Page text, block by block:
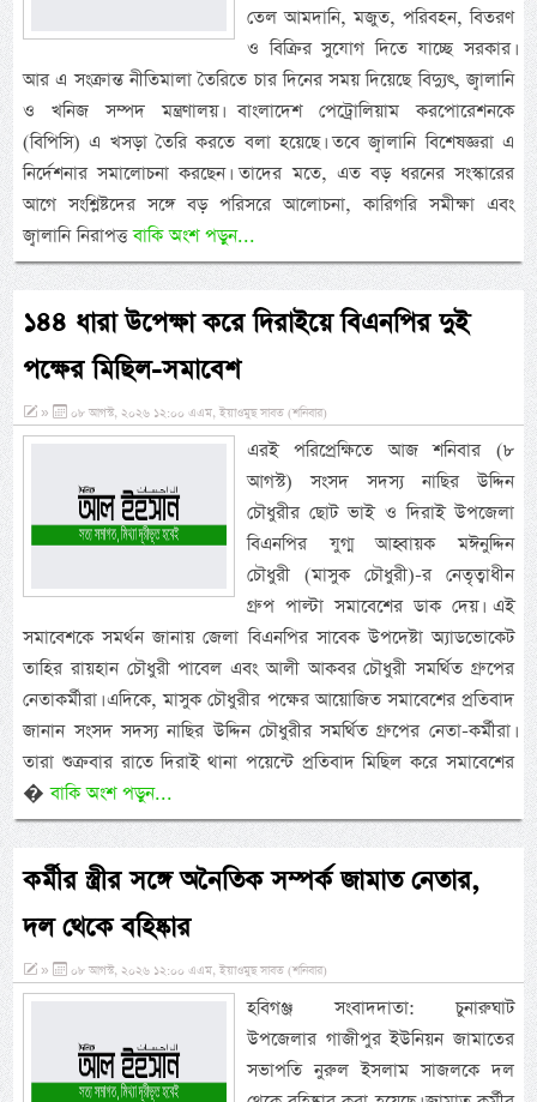
তেল আমদানি, মজুত, পরিবহন, বিতরণ
ও বিক্রির সুযোগ দিতে যাচ্ছে সরকার।
আর এ সংক্রান্ত নীতিমালা তৈরিতে চার দিনের সময় দিয়েছে বিদ্যুৎ, জ্বালানি
ও খনিজ সম্পদ মন্ত্রণালয়। বাংলাদেশ পেট্রোলিয়াম করপোরেশনকে
(বিপিসি) এ খসড়া তৈরি করতে বলা হয়েছে। তবে জ্বালানি বিশেষজ্ঞরা এ
নির্দেশনার সমালোচনা করছেন। তাদের মতে, এত বড় ধরনের সংস্কারের
আগে সংশ্লিষ্টদের সঙ্গে বড় পরিসরে আলোচনা, কারিগরি সমীক্ষা এবং
জ্বালানি নিরাপত্তবাকি অংশ পড়ুন...
১৪৪ ধারা উপেক্ষা করে দিরাইয়ে বিএনপির দুই
পক্ষের মিছিল-সমাবেশ
» ০৮ আগস্ট, ২০২৬ ১২:০০ এএম, ইয়াওমুছ সাবত (শনিবার)
এরই পরিপ্রেক্ষিতে আজ শনিবার (৮
আগস্ট) সংসদ সদস্য নাছির উদ্দিন
চৌধুরীর ছোট ভাই ও দিরাই উপজেলা
বিএনপির যুগ্ম আহ্বায়ক মঈনুদ্দিন
চৌধুরী (মাসুক চৌধুরী)-র নেতৃত্বাধীন
গ্রুপ পাল্টা সমাবেশের ডাক দেয়। এই
সমাবেশকে সমর্থন জানায় জেলা বিএনপির সাবেক উপদেষ্টা অ্যাডভোকেট
তাহির রায়হান চৌধুরী পাবেল এবং আলী আকবর চৌধুরী সমর্থিত গ্রুপের
নেতাকর্মীরা। এদিকে, মাসুক চৌধুরীর পক্ষের আয়োজিত সমাবেশের প্রতিবাদ
জানান সংসদ সদস্য নাছির উদ্দিন চৌধুরীর সমর্থিত গ্রুপের নেতা-কর্মীরা।
তারা শুক্রবার রাতে দিরাই থানা পয়েন্টে প্রতিবাদ মিছিল করে সমাবেশের
�বাকি অংশ পড়ুন...
কর্মীর স্ত্রীর সঙ্গে অনৈতিক সম্পর্ক জামাত নেতার,
দল থেকে বহিষ্কার
» ০৮ আগস্ট, ২০২৬ ১২:০০ এএম, ইয়াওমুছ সাবত (শনিবার)
হবিগঞ্জ সংবাদদাতা: চুনারুঘাট
উপজেলার গাজীপুর ইউনিয়ন জামাতের
সভাপতি নুরুল ইসলাম সাজলকে দল